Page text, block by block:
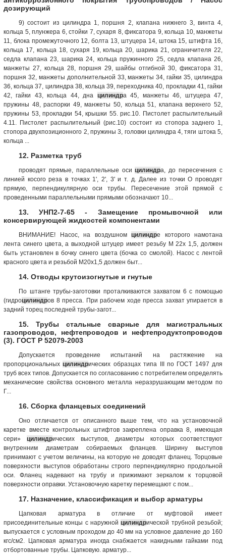
дозирующий
9) состоит из цилиндра 1, поршня 2, клапана нижнего 3, винта 4,
кольца 5, плунжера 6, стойки 7, сухаря 8, фиксатора 9, кольца 10, манжеты
11, блока промежуточного 12, болта 13, штуцера 14, штока 15, штифта 16,
кольца 17, кольца 18, сухаря 19, кольца 20, шарика 21, ограничителя 22,
седла клапана 23, шарика 24, кольца пружинного 25, седла клапана 26,
манжеты 27, кольца 28, поршня 29, шайбы отгибной 30, фиксатора 31,
поршня 32, манжеты дополнительной 33, манжеты 34, гайки 35, цилиндра
36, кольца 37, цилиндра 38, кольца 39, переходника 40, прокладки 41, гайки
42, гайки 43, кольца 44, дна цилиндра 45, манжеты 46, штуцера 47,
пружины 48, распорки 49, манжеты 50, кольца 51, клапана верхнего 52,
пружины 53, прокладки 54, крышки 55. рис.10. Пистолет распылительный
4.11. Пистолет распылительный (рис.10) состоит из стопора заднего 1,
стопора двухпозиционного 2, пружины 3, головки цилиндра 4, тяги штока 5,
кольца ...
12. Разметка труб
проводят прямые, параллельные осицилиндра, до пересечения с
линией косого реза в точках 1', 2', 3' и т. д. Далее из точки О проводят
прямую, перпендикулярную оси трубы. Пересечение этой прямой с
проведенными параллельными прямыми обозначают 10...
13. УНП2-7-65 - Замещение промывочной или
консервирующей жидкостей компонентами
ВНИМАНИЕ! Насос, на воздушном цилиндре которого намотана
лента синего цвета, а выходной штуцер имеет резьбу М 22х 1,5, должен
быть установлен в бочку синего цвета (бочка со смолой). Насос с лентой
красного цвета и резьбой М20х1,5 должен быт...
14. Отводы крутоизогнутые и гнутые
По штанге трубы-заготовки проталкиваются захватом 6 с помощью
(гидроцилиндров 8 пресса. При рабочем ходе пресса захват упирается в
задний торец последней трубы-загот...
15. Трубы стальные сварные для магистральных
газопроводов, нефтепроводов и нефтепродуктопроводов
(3). ГОСТ Р 52079-2003
Допускается проведение испытаний на растяжение на
пропорциональныхцилиндрических образцах типа III по ГОСТ 1497 для
труб всех типов. Допускается по согласованию с потребителем определять
механические свойства основного металла неразрушающим методом по
Г...
16. Сборка фланцевых соединений
Оно отличается от описанного выше тем, что на установочной
каретке вместе контрольных штифтов закреплена оправка 8, имеющая
сери» цилиндрических выступов, диаметры которых соответствуют
внутренним диаметрам собираемых фланцев. Ширину выступов
принимают с учетом величины, на которую не доводят фланец. Торцовые
поверхности выступов обработаны строго перпендикулярно продольной
оси. Фланец надевают на трубу и прижимают зеркалом к торцовой
поверхности оправки. Установочную каретку перемещают с пом...
17. Назначение, классификация и выбор арматуры
Цапковая арматура в отличие от муфтовой имеет
присоединительные концы с наружнойцилиндрической трубной резьбой;
выпускается с условным проходом до 40 мм на условное давление до 160
кгс/см2. Цапковая арматура иногда снабжается накидными гайками под
отбортованные трубы. Цапковую. арматур...